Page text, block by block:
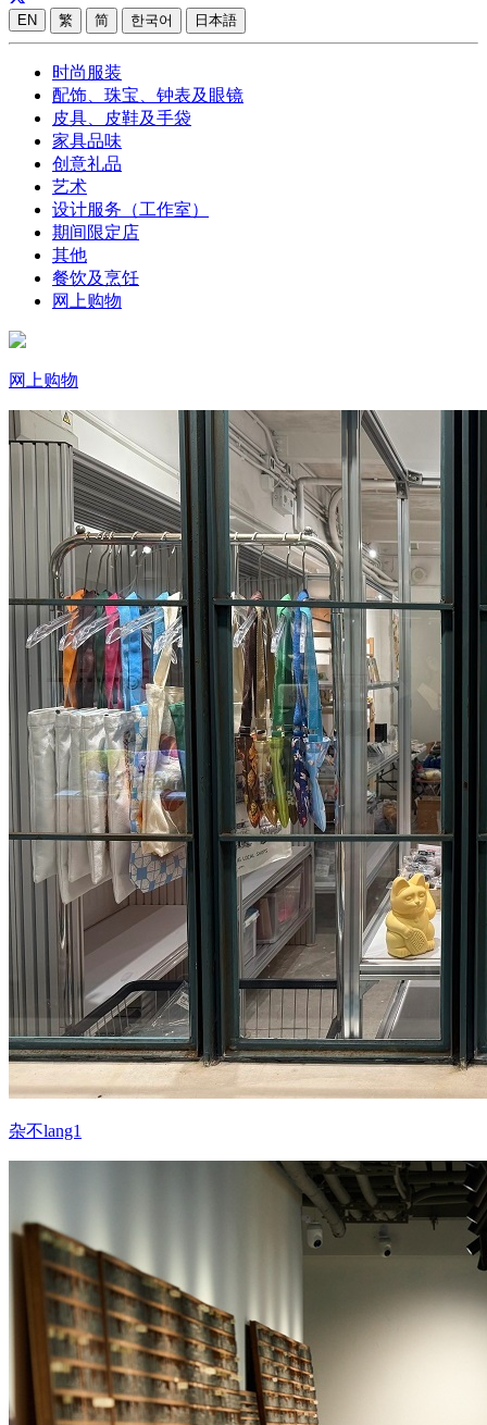
EN 繁 简 한국어 日本語
时尚服装
配饰、珠宝、钟表及眼镜
皮具、皮鞋及手袋
家具品味
创意礼品
艺术
设计服务（工作室）
期间限定店
其他
餐饮及烹饪
网上购物
网上购物
杂不lang1